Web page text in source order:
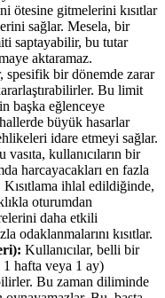
ötesine gitmelerini kısıtlar
sağlar. Mesela, bir
saptayabilir, bu tutar
aktaramaz.
spesifik bir dönemde zarar
Bu limit
başka eğlenceye
büyük hasarlar
idare etmeyi sağlar.
vasıta, kullanıcıların bir
harcayacakları en fazla
Kısıtlama ihlal edildiğinde,
oturumdan
daha etkili
odaklanmalarını kısıtlar.
Kullanıcılar, belli bir
hafta veya 1 ay)
Bu zaman diliminde